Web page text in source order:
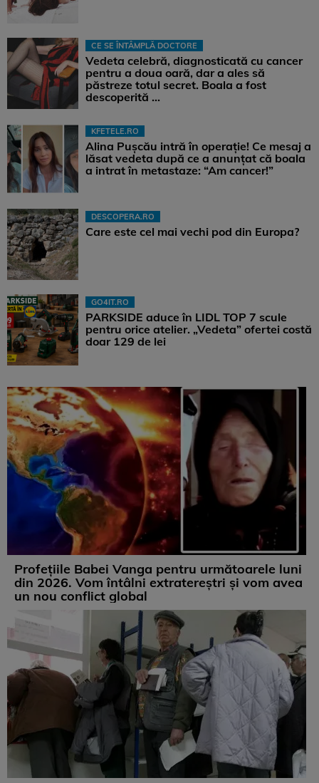
CE SE ÎNTÂMPLĂ DOCTORE
Vedeta celebră, diagnosticată cu cancer
pentru a doua oară, dar a ales să
păstreze totul secret. Boala a fost
descoperită ...
KFETELE.RO
Alina Pușcău intră în operație! Ce mesaj a
lăsat vedeta după ce a anunțat că boala
a intrat în metastaze: “Am cancer!”
DESCOPERA.RO
Care este cel mai vechi pod din Europa?
GO4IT.RO
PARKSIDE aduce în LIDL TOP 7 scule
pentru orice atelier. „Vedeta” ofertei costă
doar 129 de lei
Profețiile Babei Vanga pentru următoarele luni
din 2026. Vom întâlni extratereștri și vom avea
un nou conflict global